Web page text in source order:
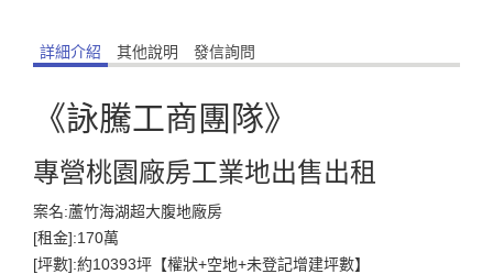
詳細介紹 其他說明 發信詢問
《詠騰工商團隊》
專營桃園廠房工業地出售出租
案名:蘆竹海湖超大腹地廠房
[租金]:170萬
[坪數]:約10393坪【權狀+空地+未登記增建坪數】